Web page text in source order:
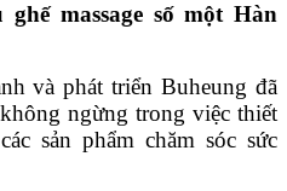
massage số một Hàn
và phát triển Buheung đã
ngừng trong việc thiết
sản phẩm chăm sóc sức